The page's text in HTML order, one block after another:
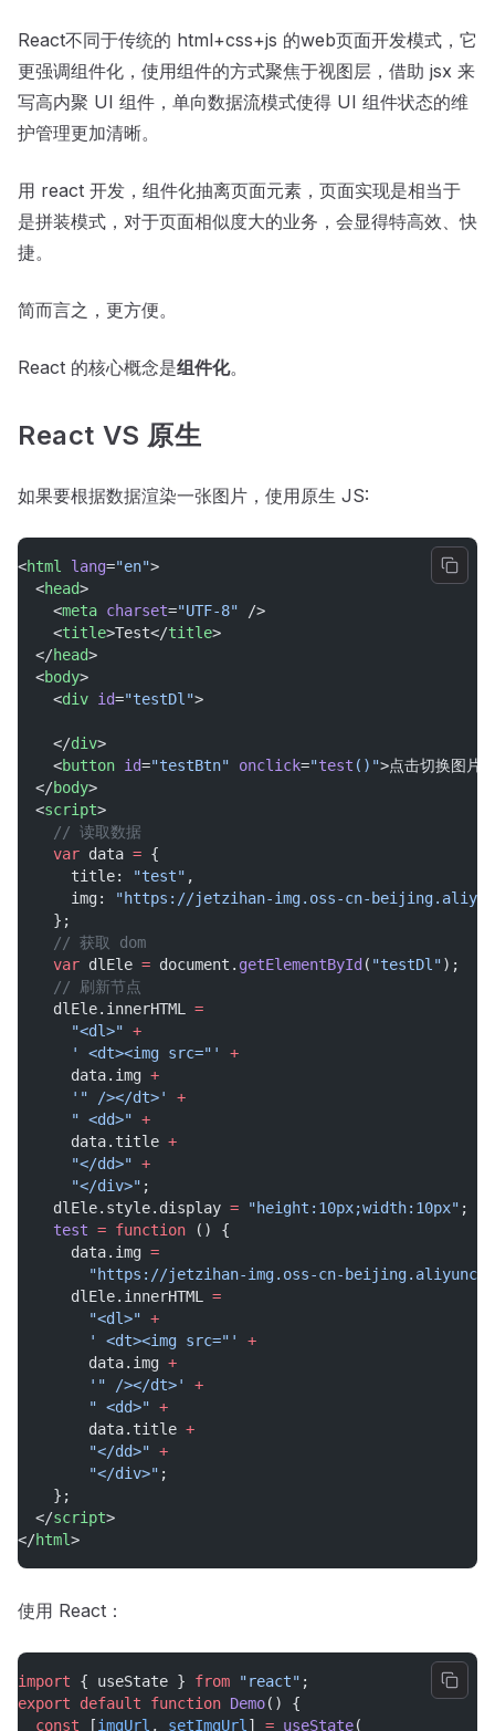
React不同于传统的 html+css+js 的web页面开发模式，它
更强调组件化，使用组件的方式聚焦于视图层，借助 jsx 来
写高内聚 UI 组件，单向数据流模式使得 UI 组件状态的维
护管理更加清晰。
用 react 开发，组件化抽离页面元素，页面实现是相当于
是拼装模式，对于页面相似度大的业务，会显得特高效、快
捷。
简而言之，更方便。
React 的核心概念是组件化。
React VS 原生
如果要根据数据渲染一张图片，使用原生 JS:
<html lang="en">
  <
head>
    <
meta charset="UTF-8" />
    <
title>Test</title>
  </
head>
  <
body>
    <
div id="testDl">
    </
div>
    <
button id="testBtn" onclick="test ()">点击切换图片
  </
body>
  <
script>
// 读取数据
var data = {
      title:
"test" ,
      img:
"https://jetzihan-img.oss-cn-
    };
// 获取 dom
var dlEle = document. getElementById ( "testDl");
// 刷新节点
    dlEle.innerHTML
=
"<dl>" +
' <dt><img src="'
+
      data.img
+
'" /></dt>'
+
" <dd>" +
      data.title
+
"</dd>" +
"</div>" ;
    dlEle.style.display
= "height:10px;width:10px" ;
test = function () {
      data.img
=
"https://jetzihan-img.oss-cn-
      dlEle.innerHTML
=
"<dl>" +
' <dt><img src="'
+
        data.img
+
'" /></dt>'
+
" <dd>" +
        data.title
+
"</dd>" +
"</div>" ;
    };
  </
script>
</html>
使用 React：
import { useState } from "react" ;
export
default function Demo() {
const [imgUrl , setImgUrl ] = useState(